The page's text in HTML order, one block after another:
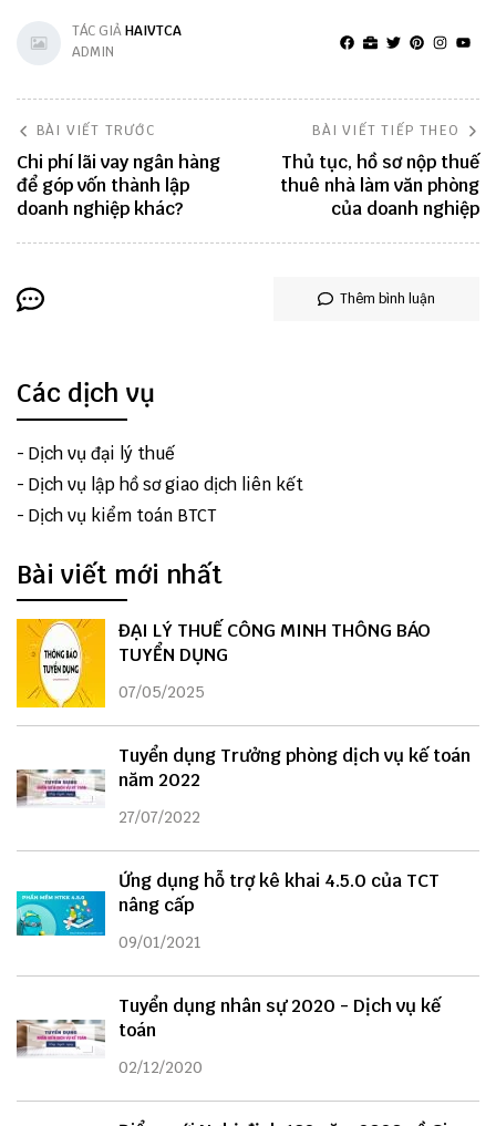
TÁC GIẢHAIVTCA
ADMIN
BÀI VIẾT TRƯỚC
Chi phí lãi vay ngân hàng
để góp vốn thành lập
doanh nghiệp khác?
BÀI VIẾT TIẾP THEO
Thủ tục, hồ sơ nộp thuế
thuê nhà làm văn phòng
của doanh nghiệp
Thêm bình luận
Các dịch vụ
- Dịch vụ đại lý thuế
- Dịch vụ lập hồ sơ giao dịch liên kết
- Dịch vụ kiểm toán BTCT
Bài viết mới nhất
ĐẠI LÝ THUẾ CÔNG MINH THÔNG BÁO
TUYỂN DỤNG
07/05/2025
Tuyển dụng Trưởng phòng dịch vụ kế toán
năm 2022
27/07/2022
Ứng dụng hỗ trợ kê khai 4.5.0 của TCT
nâng cấp
09/01/2021
Tuyển dụng nhân sự 2020 - Dịch vụ kế
toán
02/12/2020